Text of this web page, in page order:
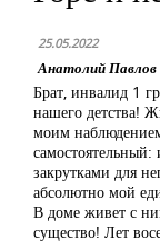
25.05.2022
Анатолий Павлов
Брат, инвалид 1
нашего детства!
моим
самостоятельный:
закрутками для
абсолютно мой
В доме живет с
существо! Лет